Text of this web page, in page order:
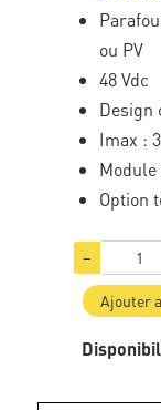
ou PV
48 Vdc
Design
Imax :
Option
−
Ajouter